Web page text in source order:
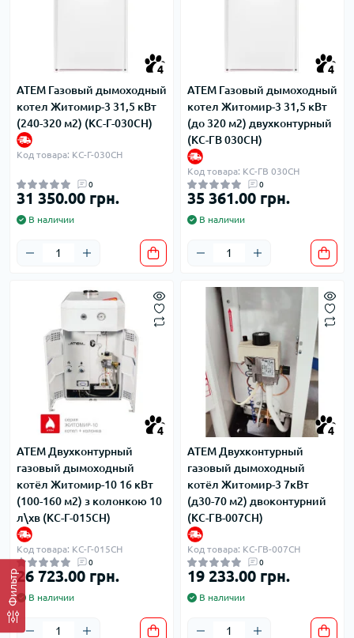
Фильтр
4
ATEM Газовый дымоходный
котел Житомир-3 31,5 кВт
(240-320 м2) (КС-Г-030СН)
Код товара: КС-Г-030СН
0
31 350.00 грн.
В наличии
4
ATEM Газовый дымоходный
котел Житомир-3 31,5 кВт
(до 320 м2) двухконтурный
(КС-ГВ 030СН)
Код товара: КС-ГВ 030СН
0
35 361.00 грн.
В наличии
4
ATEM Двухконтурный
газовый дымоходный
котёл Житомир-10 16 кВт
(100-160 м2) з колонкою 10
л\хв (КС-Г-015СН)
Код товара: КС-Г-015СН
0
26 723.00 грн.
В наличии
4
ATEM Двухконтурный
газовый дымоходный
котёл Житомир-3 7кВт
(д30-70 м2) двоконтурний
(КС-ГВ-007СН)
Код товара: КС-ГВ-007СН
0
19 233.00 грн.
В наличии